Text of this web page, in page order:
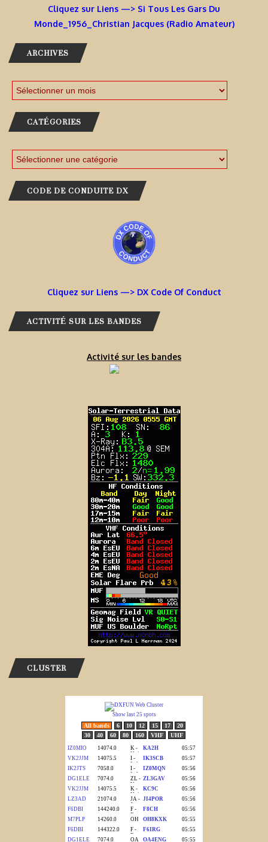
Cliquez sur Liens —> Si Tous Les Gars Du
Monde_1956_Christian Jacques (Radio Amateur)
ARCHIVES
CATÉGORIES
CODE DE CONDUITE DX
Cliquez sur Liens —> DX Code Of Conduct
ACTIVITÉ SUR LES BANDES
Activité sur les bandes
CLUSTER